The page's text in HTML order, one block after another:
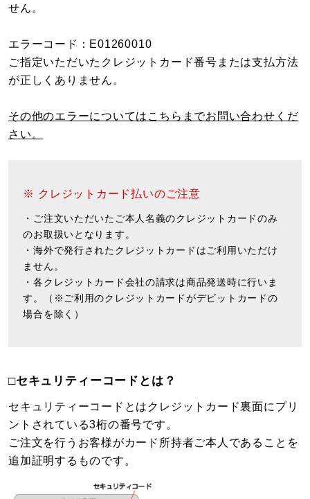
せん。
エラーコード：E01260010
ご指定いただいたクレジットカード番号または支払方法
が正しくありません。
その他のエラーについてはこちらまでお問い合わせくだ
さい。
※ クレジットカード払いのご注意
・ご注文いただいたご本人名義のクレジットカードのみ
のお取扱いとなります。
・海外で発行されたクレジットカードはご利用いただけ
ません。
・各クレジットカード会社の請求は商品発送時に行いま
す。（※ご利用のクレジットカードがデビットカードの
場合を除く）
□セキュリティーコードとは？
セキュリティーコードとはクレジットカード裏面にプリ
ントされている3桁の番号です。
ご注文を行うお客様がカード所持者ご本人であることを
追加証明するものです。